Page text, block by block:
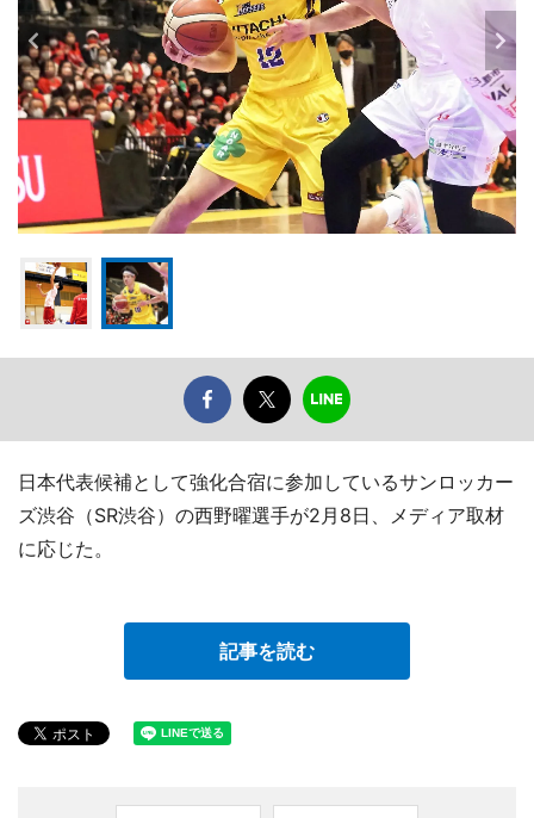
日本代表候補として強化合宿に参加しているサンロッカー
ズ渋谷（SR渋谷）の西野曜選手が2月8日、メディア取材
に応じた。
記事を読む